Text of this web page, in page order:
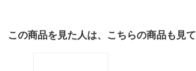
この商品を見た人は、こちらの商品も見